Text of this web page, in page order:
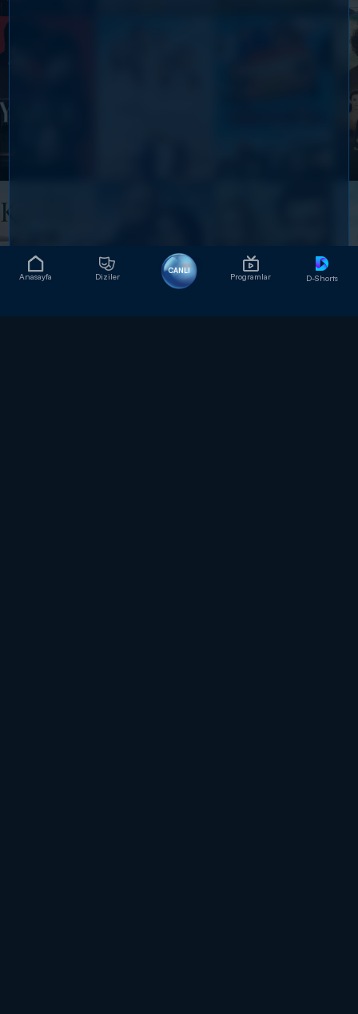
Anasayfa Diziler
CANLI
Programlar D-Shorts